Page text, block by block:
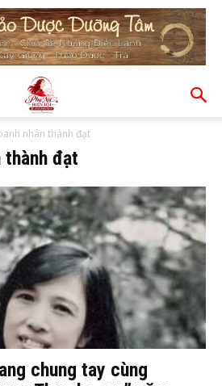
nhân thành đạt
thành đạt
chung tay cùng